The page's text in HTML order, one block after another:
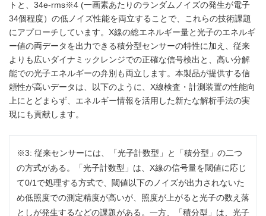
トと、34e-rms※4 (一画素あたりのランダムノイズの発生が電子
34個程度）の低ノイズ性能を両立することで、これらの技術課題
にアプローチしています。X線の総エネルギー量と光子のエネルギ
ー値の両データを出力できる積分型センサーの特性に加え、従来
よりも広いダイナミックレンジでの正確な信号検出と、高い分解
能での光子エネルギーの弁別も両立します。本製品が提供する信
頼性が高いデータは、以下のように、X線検査・計測装置の性能向
上にとどまらず、エネルギー情報を活用した新たな解析手法の実
現にも貢献します。
※3: 従来センサーには、「光子計数型」と「積分型」の二つ
の方式がある。「光子計数型」は、X線の信号量を閾値に応じ
て0/1で処理する方式で、閾値以下のノイズが出力されないた
め低照度での測定精度が高いが、照度が上がると光子の数え落
としが発生するなどの課題がある。一方、「積分型」は、光子